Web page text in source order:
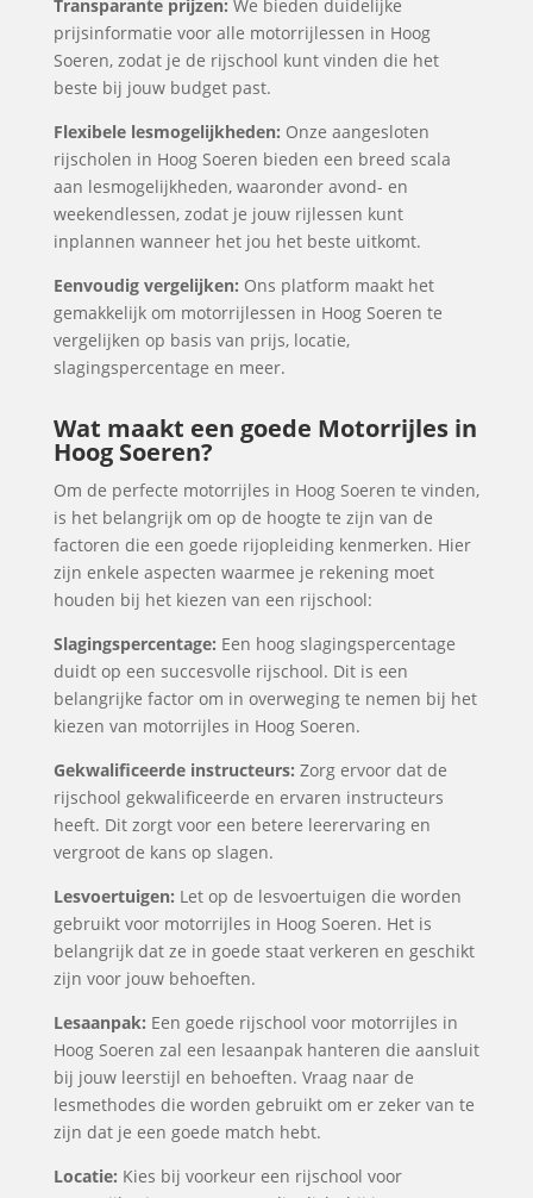
Transparante prijzen: We bieden duidelijke
prijsinformatie voor alle motorrijlessen in Hoog
Soeren, zodat je de rijschool kunt vinden die het
beste bij jouw budget past.
Flexibele lesmogelijkheden: Onze aangesloten
rijscholen in Hoog Soeren bieden een breed scala
aan lesmogelijkheden, waaronder avond- en
weekendlessen, zodat je jouw rijlessen kunt
inplannen wanneer het jou het beste uitkomt.
Eenvoudig vergelijken: Ons platform maakt het
gemakkelijk om motorrijlessen in Hoog Soeren te
vergelijken op basis van prijs, locatie,
slagingspercentage en meer.
Wat maakt een goede Motorrijles in
Hoog Soeren?
Om de perfecte motorrijles in Hoog Soeren te vinden,
is het belangrijk om op de hoogte te zijn van de
factoren die een goede rijopleiding kenmerken. Hier
zijn enkele aspecten waarmee je rekening moet
houden bij het kiezen van een rijschool:
Slagingspercentage: Een hoog slagingspercentage
duidt op een succesvolle rijschool. Dit is een
belangrijke factor om in overweging te nemen bij het
kiezen van motorrijles in Hoog Soeren.
Gekwalificeerde instructeurs: Zorg ervoor dat de
rijschool gekwalificeerde en ervaren instructeurs
heeft. Dit zorgt voor een betere leerervaring en
vergroot de kans op slagen.
Lesvoertuigen: Let op de lesvoertuigen die worden
gebruikt voor motorrijles in Hoog Soeren. Het is
belangrijk dat ze in goede staat verkeren en geschikt
zijn voor jouw behoeften.
Lesaanpak: Een goede rijschool voor motorrijles in
Hoog Soeren zal een lesaanpak hanteren die aansluit
bij jouw leerstijl en behoeften. Vraag naar de
lesmethodes die worden gebruikt om er zeker van te
zijn dat je een goede match hebt.
Locatie: Kies bij voorkeur een rijschool voor